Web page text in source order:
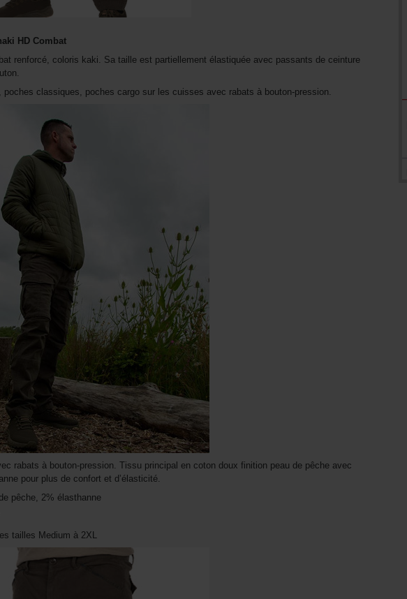
HD Combat
renforcé, coloris kaki. Sa taille est partiellement élastiquée avec passants de ceinture
poches classiques, poches cargo sur les cuisses avec rabats à bouton-pression.
rabats à bouton-pression. Tissu principal en coton doux finition peau de pêche avec
pour plus de confort et d’élasticité.
pêche, 2% élasthanne
tailles Medium à 2XL